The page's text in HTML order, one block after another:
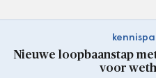
Nieuwe loopbaanstap
voor